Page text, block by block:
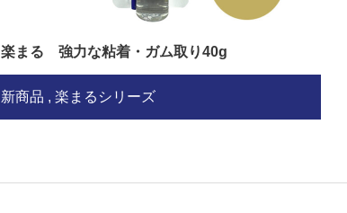
楽まる 強力な粘着・ガム取り40g
新商品 楽まるシリーズ